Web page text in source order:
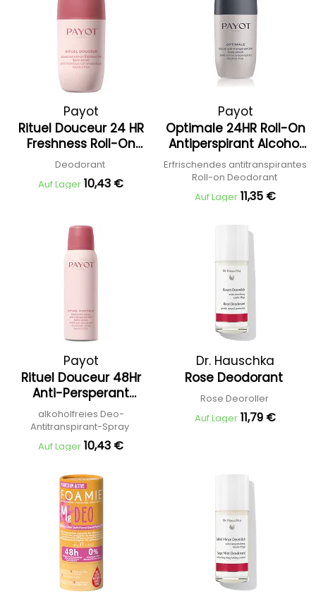
Payot
Rituel Douceur 24 HR
Freshness Roll-On
deodorant Alcohol
Free
Deodorant
Auf Lager 10,43 €
Payot
Optimale 24HR Roll-On
Antiperspirant Alcohol
Free
Erfrischendes antitranspirantes
Roll-on Deodorant
Auf Lager 11,35 €
Payot
Rituel Douceur 48Hr
Anti-Persperant
Deodorant Spray
Alcohol Free
alkoholfreies Deo-
Antitranspirant-Spray
Auf Lager 10,43 €
Dr. Hauschka
Rose Deodorant
Rose Deoroller
Auf Lager 11,79 €